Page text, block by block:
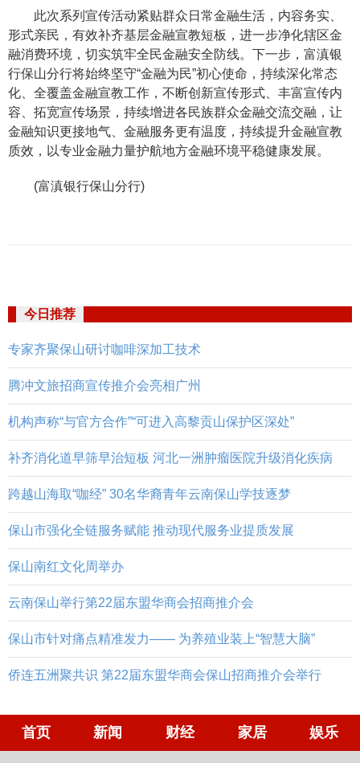
此次系列宣传活动紧贴群众日常金融生活，内容务实、
形式亲民，有效补齐基层金融宣教短板，进一步净化辖区金
融消费环境，切实筑牢全民金融安全防线。下一步，富滇银
行保山分行将始终坚守“金融为民”初心使命，持续深化常态
化、全覆盖金融宣教工作，不断创新宣传形式、丰富宣传内
容、拓宽宣传场景，持续增进各民族群众金融交流交融，让
金融知识更接地气、金融服务更有温度，持续提升金融宣教
质效，以专业金融力量护航地方金融环境平稳健康发展。
(富滇银行保山分行)
今日推荐
专家齐聚保山研讨咖啡深加工技术
腾冲文旅招商宣传推介会亮相广州
机构声称“与官方合作”“可进入高黎贡山保护区深处”
补齐消化道早筛早治短板 河北一洲肿瘤医院升级消化疾病
跨越山海取“咖经” 30名华裔青年云南保山学技逐梦
保山市强化全链服务赋能 推动现代服务业提质发展
保山南红文化周举办
云南保山举行第22届东盟华商会招商推介会
保山市针对痛点精准发力—— 为养殖业装上“智慧大脑”
侨连五洲聚共识 第22届东盟华商会保山招商推介会举行
首页 新闻 财经 家居 娱乐